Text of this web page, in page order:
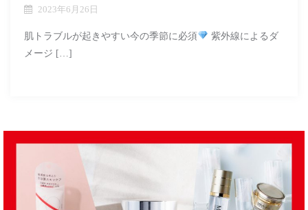
2023年6月26日
肌トラブルが起きやすい今の季節に必須
紫外線によるダ
メージ […]